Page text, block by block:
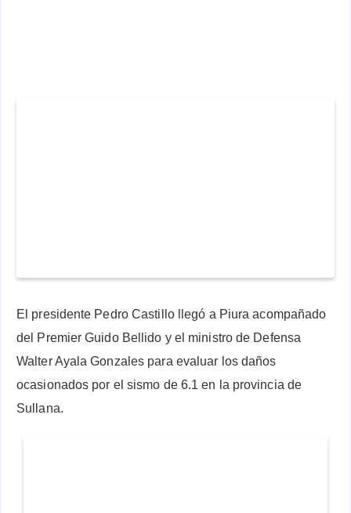
El presidente Pedro Castillo llegó a Piura acompañado
del Premier Guido Bellido y el ministro de Defensa
Walter Ayala Gonzales para evaluar los daños
ocasionados por el sismo de 6.1 en la provincia de
Sullana.